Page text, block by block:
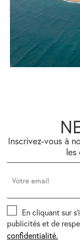
Inscrivez-vous à
les
En cliquant sur
publicités et de
confidentialité.